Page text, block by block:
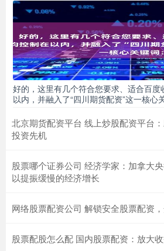
好的，这里有几个符合您要求、适合百
以内，并融入了“四川期货配资”这一核心
北京期货配资平台 线上炒股配资平台
投资先机
股票哪个证券公司 经济学家：加拿大
以提振缓慢的经济增长
网络股票配资公司 解锁安全股票配资
股票配股怎么配 国内股票配资：放大